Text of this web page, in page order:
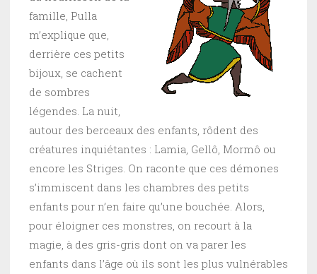
famille, Pulla
m’explique que,
derrière ces petits
bijoux, se cachent
de sombres
légendes. La nuit,
autour des berceaux des enfants, rôdent des
créatures inquiétantes : Lamia, Gellô, Mormô ou
encore les Striges. On raconte que ces démones
s’immiscent dans les chambres des petits
enfants pour n’en faire qu’une bouchée. Alors,
pour éloigner ces monstres, on recourt à la
magie, à des gris-gris dont on va parer les
enfants dans l’âge où ils sont les plus vulnérables